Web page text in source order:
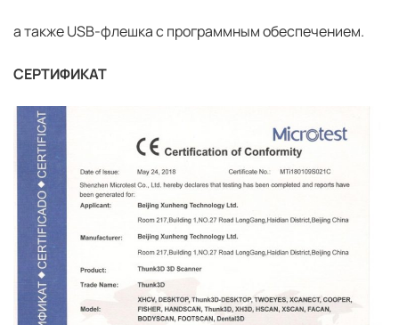
а также USB-флешка с программным обеспечением.
СЕРТИФИКАТ